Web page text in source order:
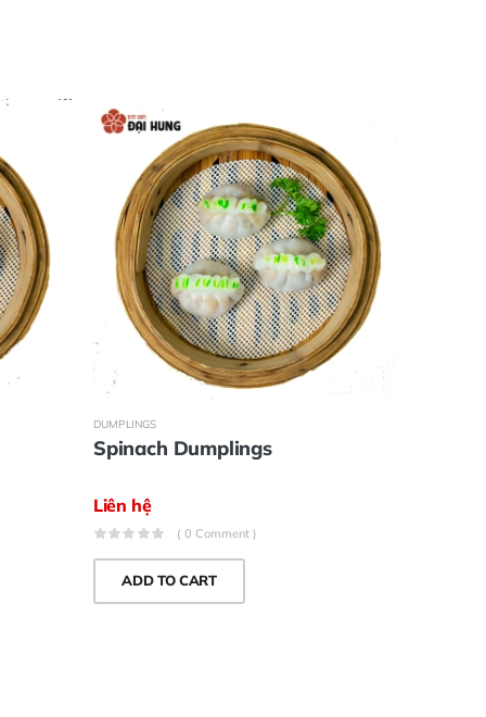
DUMPLINGS
Spinach Dumplings
Liên hệ
( 0 Comment )
ADD TO CART